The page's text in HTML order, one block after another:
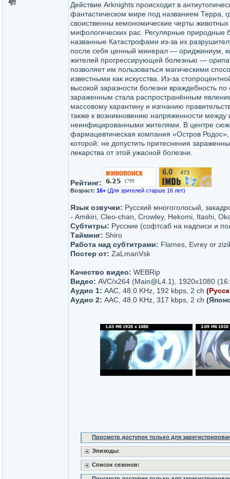
Действие Arknights происходит в
фантастическом мире под названием Терра,
своиственны кемономические черты
мифологических рас. Регулярные природные
названные Катастрофами из-за их
после себя ценный минерал — ориджиниум,
жителей прогрессирующей болезнью —
позволяет им пользоваться магическими
известными как искусства. Из-за
высокой заразности болезни враждебность
зараженным стала распространённым
массовому карантину и изгнанию
также к возникновению напряженности
неинфицированными жителями. В центре
фармацевтическая компания «Остров
которой: не допустить притеснения
лекарства от этой ужасной болезни.
Рейтинг:
6.0 473
Возраст: 16+ (Для зрителей старше 16 лет)
Язык озвучки: Русский многоголосый,
- Amikiri, Cleo-chan, Crowley, Hekomi, Itashi,
Субтитры: Русские (софтсаб на надписи и
Тайминг: Shiro
Работа над субтитрами: Flames, Evrey or
Постер от: ZaLmanVsk
Качество видео: WEBRip
Видео: AVC/x264 (Main@L4.1), 1920x1080
Аудио 1: AAC, 48.0 KHz, 192 kbps, 2 ch
Аудио 2: AAC, 48.0 KHz, 317 kbps, 2 ch
Просмотр доступен только для
Эпизоды:
Список сезонов: